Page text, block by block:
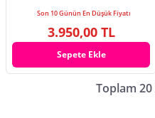
Son 10 Günün En Düşük Fiyatı
3.950,00 TL
Sepete Ekle
Toplam